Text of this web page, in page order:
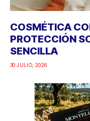
COSMÉTICA
PROTECCIÓN
SENCILLA
30 JULIO, 2026